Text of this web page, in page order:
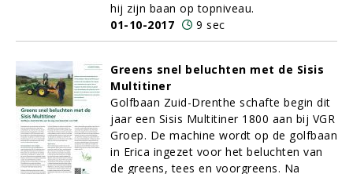
hij zijn baan op topniveau.
01-10-2017
9 sec
Greens snel beluchten met de Sisis
Multitiner
Golfbaan Zuid-Drenthe schafte begin dit
jaar een Sisis Multitiner 1800 aan bij VGR
Groep. De machine wordt op de golfbaan
in Erica ingezet voor het beluchten van
de greens, tees en voorgreens. Na